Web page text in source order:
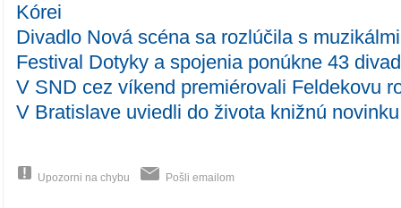
Kórei
Divadlo Nová scéna sa rozlúčila s
Festival Dotyky a spojenia ponúkne 43
V SND cez víkend premiérovali Feldekovu
V Bratislave uviedli do života knižnú
Upozorni na chybu Pošli emailom